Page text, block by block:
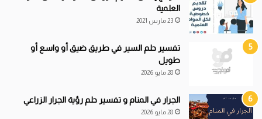
العلمية
23 مارس 2021
تفسير حلم السير في طريق ضيق أو واسع أو
طويل
28 مايو 2026
الجرار في المنام و تفسير حلم رؤية الجرار الزراعي
28 مايو 2026